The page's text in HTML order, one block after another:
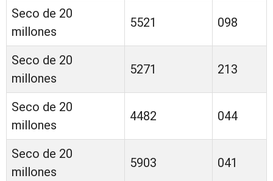
Seco de 20
millones
5521 098
Seco de 20
millones
5271 213
Seco de 20
millones
4482 044
Seco de 20
millones
5903 041